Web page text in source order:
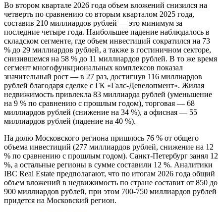
Во втором квартале 2026 года объем вложений снизился на
четверть по сравнению со вторым кварталом 2025 года,
составив 210 миллиардов рублей — это минимум за
последние четыре года. Наибольшее падение наблюдалось в
складском сегменте, где объем инвестиций сократился на 73
% до 29 миллиардов рублей, а также в гостиничном секторе,
снизившемся на 58 % до 11 миллиардов рублей. В то же время
сегмент многофункциональных комплексов показал
значительный рост — в 27 раз, достигнув 116 миллиардов
рублей благодаря сделке с ГК «Галс-Девелопмент». Жилая
недвижимость привлекла 83 миллиарда рублей (уменьшение
на 9 % по сравнению с прошлым годом), торговая — 68
миллиардов рублей (снижение на 34 %), а офисная — 55
миллиардов рублей (падение на 40 %).
На долю Московского региона пришлось 76 % от общего
объема инвестиций (277 миллиардов рублей, снижение на 12
% по сравнению с прошлым годом). Санкт-Петербург занял 12
%, а остальные регионы в сумме составили 12 %. Аналитики
IBC Real Estate предполагают, что по итогам 2026 года общий
объем вложений в недвижимость по стране составит от 850 до
900 миллиардов рублей, при этом 700-750 миллиардов рублей
придется на Московский регион.